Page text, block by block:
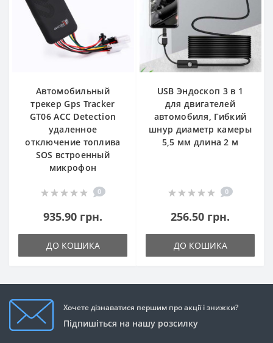
Автомобильный
трекер Gps Tracker
GT06 ACC Detection
удаленное
отключение топлива
SOS встроенный
микрофон
0
935.90 грн.
ДО КОШИКА
USB Эндоскоп 3 в 1
для двигателей
автомобиля, Гибкий
шнур диаметр камеры
5,5 мм длина 2 м
0
256.50 грн.
ДО КОШИКА
Хочете дізнаватися першим про акції і знижки?
Підпишіться на нашу розсилку